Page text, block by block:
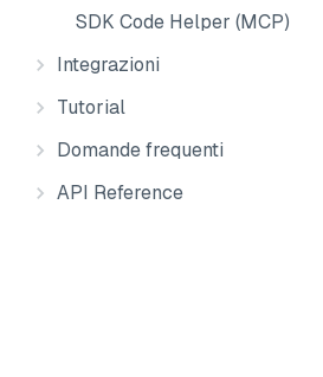
SDK Code Helper (MCP)
Integrazioni
Tutorial
Domande frequenti
API Reference